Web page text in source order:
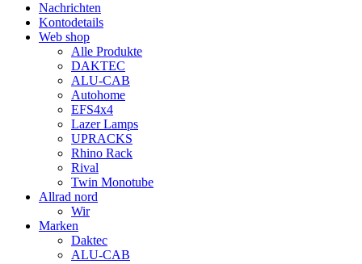
Nachrichten
Kontodetails
Web shop
Alle Produkte
DAKTEC
ALU-CAB
Autohome
EFS4x4
Lazer Lamps
UPRACKS
Rhino Rack
Rival
Twin Monotube
Allrad nord
Wir
Marken
Daktec
ALU-CAB